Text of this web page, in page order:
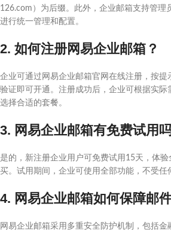
126.com）为后缀。此外，企业邮箱支持管理
进行统一管理和配置。
2. 如何注册网易企业邮箱？
企业可通过网易企业邮箱官网在线注册，按提
验证即可开通。注册成功后，企业可根据实际
选择合适的套餐。
3. 网易企业邮箱有免费试用
是的，新注册企业用户可免费试用15天，体
买。试用期间，企业可使用全部功能，不受任
4. 网易企业邮箱如何保障邮
网易企业邮箱采用多重安全防护机制，包括金